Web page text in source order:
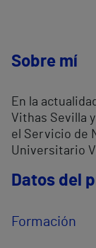
Sobre mí
En la
Vithas Sevilla
el Servicio de
Universitario
Datos del
Formación